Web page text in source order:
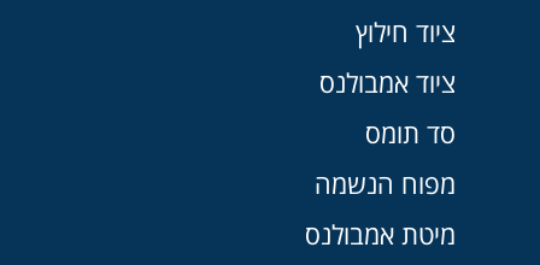
ציוד חילוץ
ציוד אמבולנס
סד תומס
מפוח הנשמה
מיטת אמבולנס